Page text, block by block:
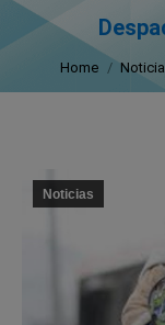
Home
Noticias